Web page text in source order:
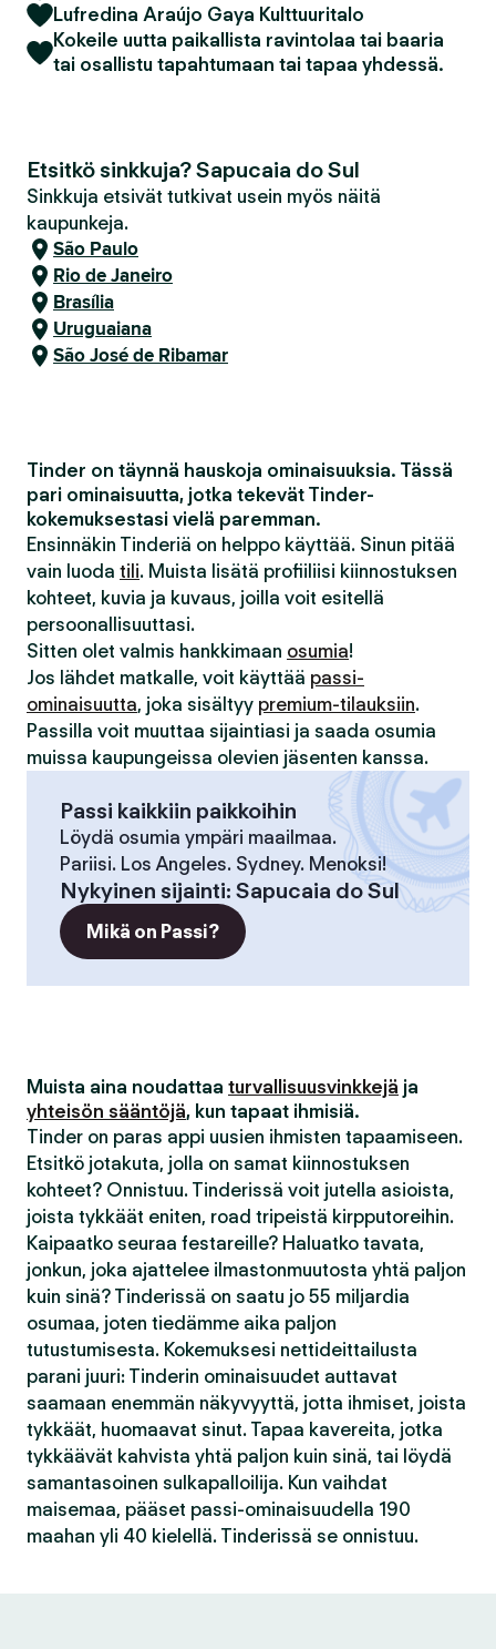
Lufredina Araújo Gaya Kulttuuritalo
Kokeile uutta paikallista ravintolaa tai baaria
tai osallistu tapahtumaan tai tapaa yhdessä.
Etsitkö sinkkuja? Sapucaia do Sul
Sinkkuja etsivät tutkivat usein myös näitä
kaupunkeja.
São Paulo
Rio de Janeiro
Brasília
Uruguaiana
São José de Ribamar
Tinder on täynnä hauskoja ominaisuuksia. Tässä
pari ominaisuutta, jotka tekevät Tinder-
kokemuksestasi vielä paremman.
Ensinnäkin Tinderiä on helppo käyttää. Sinun pitää
vain luoda tili. Muista lisätä profiiliisi kiinnostuksen
kohteet, kuvia ja kuvaus, joilla voit esitellä
persoonallisuuttasi.
Sitten olet valmis hankkimaan osumia!
Jos lähdet matkalle, voit käyttää passi-
ominaisuutta, joka sisältyy premium-tilauksiin.
Passilla voit muuttaa sijaintiasi ja saada osumia
muissa kaupungeissa olevien jäsenten kanssa.
Passi kaikkiin paikkoihin
Löydä osumia ympäri maailmaa.
Pariisi. Los Angeles. Sydney. Menoksi!
Nykyinen sijainti: Sapucaia do Sul
Mikä on Passi?
Muista aina noudattaa turvallisuusvinkkejä ja
yhteisön sääntöjä, kun tapaat ihmisiä.
Tinder on paras appi uusien ihmisten tapaamiseen.
Etsitkö jotakuta, jolla on samat kiinnostuksen
kohteet? Onnistuu. Tinderissä voit jutella asioista,
joista tykkäät eniten, road tripeistä kirpputoreihin.
Kaipaatko seuraa festareille? Haluatko tavata,
jonkun, joka ajattelee ilmastonmuutosta yhtä paljon
kuin sinä? Tinderissä on saatu jo 55 miljardia
osumaa, joten tiedämme aika paljon
tutustumisesta. Kokemuksesi nettideittailusta
parani juuri: Tinderin ominaisuudet auttavat
saamaan enemmän näkyvyyttä, jotta ihmiset, joista
tykkäät, huomaavat sinut. Tapaa kavereita, jotka
tykkäävät kahvista yhtä paljon kuin sinä, tai löydä
samantasoinen sulkapalloilija. Kun vaihdat
maisemaa, pääset passi-ominaisuudella 190
maahan yli 40 kielellä. Tinderissä se onnistuu.